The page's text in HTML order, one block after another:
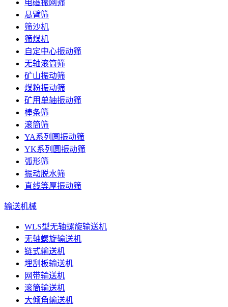
电磁振网筛
悬臂筛
筛沙机
筛煤机
自定中心振动筛
无轴滚筒筛
矿山振动筛
煤粉振动筛
矿用单轴振动筛
棒条筛
滚筒筛
YA系列圆振动筛
YK系列圆振动筛
弧形筛
振动脱水筛
直线等厚振动筛
输送机械
WLS型无轴螺旋输送机
无轴螺旋输送机
链式输送机
埋刮板输送机
网带输送机
滚筒输送机
大倾角输送机